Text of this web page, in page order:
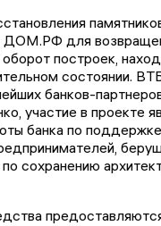
ДОМ.РФ для
построек,
состоянии.
банков-
участие в проекте
банка по
сохранению